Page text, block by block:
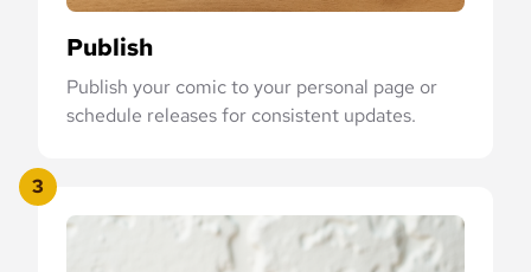
Publish
Publish your comic to your personal page or
schedule releases for consistent updates.
3